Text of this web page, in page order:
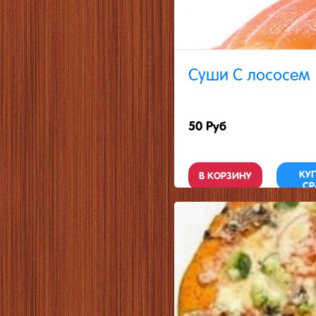
Суши С лососем
50 Руб
В КОРЗИНУ